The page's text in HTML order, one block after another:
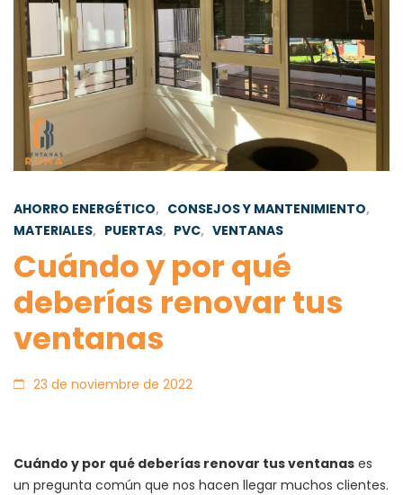
AHORRO ENERGÉTICO, CONSEJOS Y MANTENIMIENTO,
MATERIALES, PUERTAS, PVC, VENTANAS
Cuándo y por qué
deberías renovar tus
ventanas
23 de noviembre de 2022
Cuándo y por qué deberías renovar tus ventanas es
un pregunta común que nos hacen llegar muchos clientes.